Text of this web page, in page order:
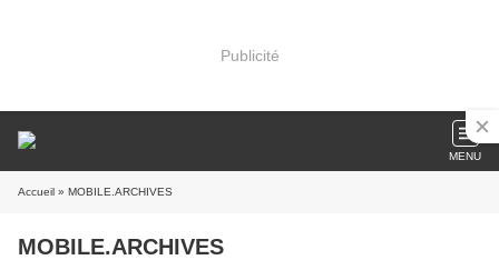
Publicité
MENU
Accueil » MOBILE.ARCHIVES
MOBILE.ARCHIVES